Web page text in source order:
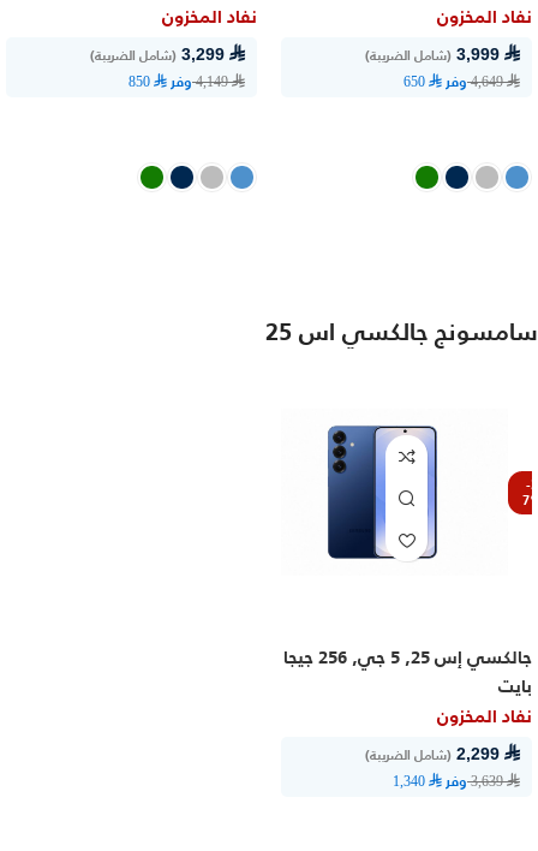
نفاد المخزون
⃁ 3,999 (شامل الضريبة)
⃁ 4,649 وفر ⃁ 650
نفاد المخزون
⃁ 3,299 (شامل الضريبة)
⃁ 4,149 وفر ⃁ 850
سامسونج جالكسي اس 25
-3
جالكسي إس 25, 5 جي, 256 جيجا
بايت
نفاد المخزون
⃁ 2,299 (شامل الضريبة)
⃁ 3,639 وفر ⃁ 1,340